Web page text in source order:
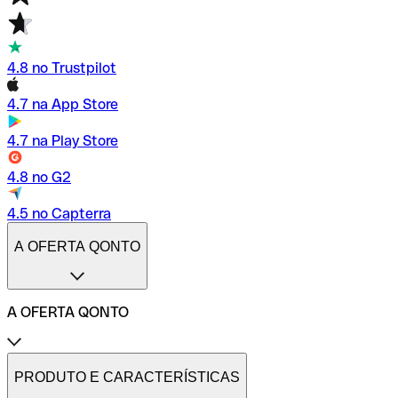
4.8 no Trustpilot
4.7 na App Store
4.7 na Play Store
4.8 no G2
4.5 no Capterra
A OFERTA QONTO
A OFERTA QONTO
Tarifas
Conta profissional online
PRODUTO E CARACTERÍSTICAS